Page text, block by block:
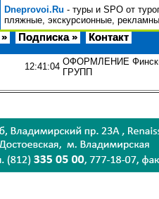
Dneprovoi.Ru - туры и SPO от
пляжные, экскурсионные,
Подписка » Контакт
12:41:04 ОФОРМЛЕНИЕ
ГРУПП